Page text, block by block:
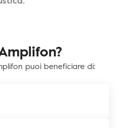
puoi beneficiare di: